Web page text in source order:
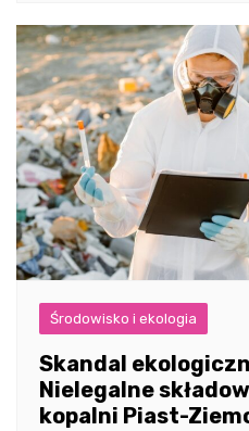
Środowisko i ekologia
Skandal
Nielegalne
kopalni Piast-